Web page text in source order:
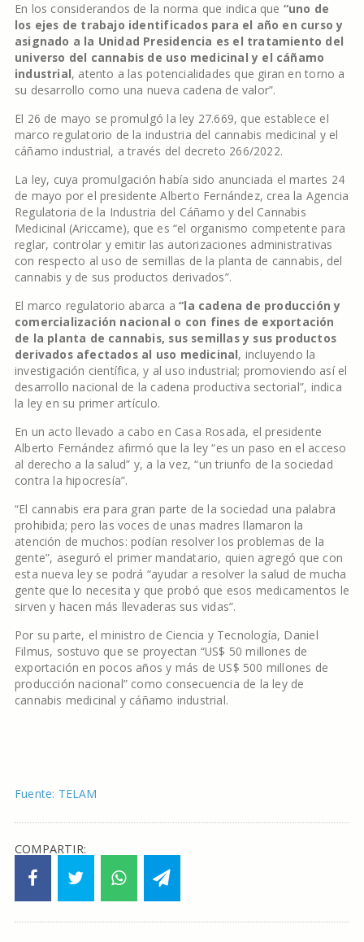
En los considerandos de la norma que indica que “uno de
los ejes de trabajo identificados para el año en curso y
asignado a la Unidad Presidencia es el tratamiento del
universo del cannabis de uso medicinal y el cáñamo
industrial, atento a las potencialidades que giran en torno a
su desarrollo como una nueva cadena de valor”.
El 26 de mayo se promulgó la ley 27.669, que establece el
marco regulatorio de la industria del cannabis medicinal y el
cáñamo industrial, a través del decreto 266/2022.
La ley, cuya promulgación había sido anunciada el martes 24
de mayo por el presidente Alberto Fernández, crea la Agencia
Regulatoria de la Industria del Cáñamo y del Cannabis
Medicinal (Ariccame), que es “el organismo competente para
reglar, controlar y emitir las autorizaciones administrativas
con respecto al uso de semillas de la planta de cannabis, del
cannabis y de sus productos derivados”.
El marco regulatorio abarca a “la cadena de producción y
comercialización nacional o con fines de exportación
de la planta de cannabis, sus semillas y sus productos
derivados afectados al uso medicinal, incluyendo la
investigación científica, y al uso industrial; promoviendo así el
desarrollo nacional de la cadena productiva sectorial”, indica
la ley en su primer artículo.
En un acto llevado a cabo en Casa Rosada, el presidente
Alberto Fernández afirmó que la ley “es un paso en el acceso
al derecho a la salud” y, a la vez, “un triunfo de la sociedad
contra la hipocresía”.
“El cannabis era para gran parte de la sociedad una palabra
prohibida; pero las voces de unas madres llamaron la
atención de muchos: podían resolver los problemas de la
gente”, aseguró el primer mandatario, quien agregó que con
esta nueva ley se podrá “ayudar a resolver la salud de mucha
gente que lo necesita y que probó que esos medicamentos le
sirven y hacen más llevaderas sus vidas”.
Por su parte, el ministro de Ciencia y Tecnología, Daniel
Filmus, sostuvo que se proyectan “US$ 50 millones de
exportación en pocos años y más de US$ 500 millones de
producción nacional” como consecuencia de la ley de
cannabis medicinal y cáñamo industrial.
Fuente: TELAM
COMPARTIR: